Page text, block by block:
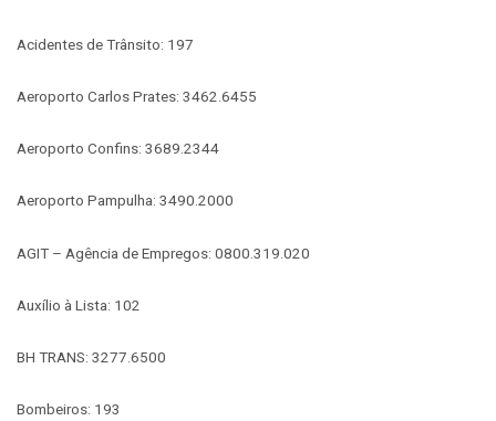
Acidentes de Trânsito: 197
Aeroporto Carlos Prates: 3462.6455
Aeroporto Confins: 3689.2344
Aeroporto Pampulha: 3490.2000
AGIT – Agência de Empregos: 0800.319.020
Auxílio à Lista: 102
BH TRANS: 3277.6500
Bombeiros: 193